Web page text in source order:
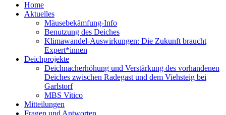
Home
Aktuelles
Mäusebekämfung-Info
Benutzung des Deiches
Klimawandel-Auswirkungen: Die Zukunft braucht
Expert*innen
Deichprojekte
Deichnacherhöhung und Verstärkung des vorhandenen
Deiches zwischen Radegast und dem Viehsteig bei
Garlstorf
MBS Vitico
Mitteilungen
Fragen und Antworten